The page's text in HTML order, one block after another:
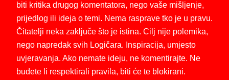
biti kritika drugog komentatora, nego vaše mišljenje,
prijedlog ili ideja o temi. Nema rasprave tko je u pravu.
Čitatelji neka zaključe što je istina. Cilj nije polemika,
nego napredak svih Logičara. Inspiracija, umjesto
uvjeravanja. Ako nemate ideju, ne komentirajte. Ne
budete li respektirali pravila, biti će te blokirani.